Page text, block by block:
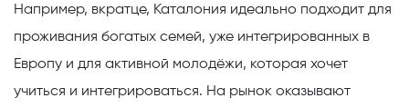
Например, вкратце, Каталония идеально подходит для
проживания богатых семей, уже интегрированных в
Европу и для активной молодёжи, которая хочет
учиться и интегрироваться. На рынок оказывают